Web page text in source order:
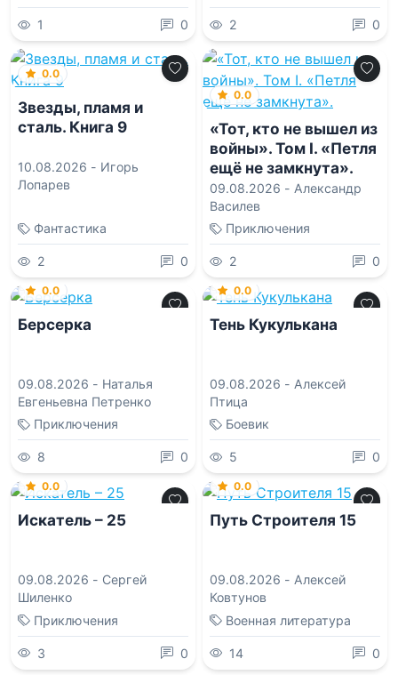
1 0 2 0
0.0
Звезды, пламя и
сталь. Книга 9
10.08.2026 - Игорь
Лопарев
Фантастика
2 0
0.0
«Тот, кто не вышел из
войны». Том I. «Петля
ещё не замкнута».
09.08.2026 - Александр
Василев
Приключения
2 0
0.0
Берсерка
09.08.2026 - Наталья
Евгеньевна Петренко
Приключения
8 0
0.0
Тень Кукулькана
09.08.2026 - Алексей
Птица
Боевик
5 0
0.0
Искатель – 25
09.08.2026 - Сергей
Шиленко
Приключения
3 0
0.0
Путь Строителя 15
09.08.2026 - Алексей
Ковтунов
Военная литература
14 0